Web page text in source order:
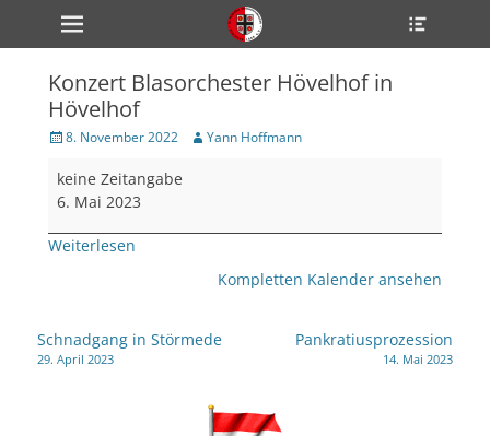
zum
Inhalt
Primärmenü
Konzert Blasorchester Hövelhof in
Hövelhof
Veröffentlicht
8. November 2022 Author
Yann Hoffmann
Konzert
Blasorchester
Hövelhof
in
keine Zeitangabe
6. Mai 2023
Weiterlesen
Kompletten Kalender ansehen
Beitragsnavigation
Schnadgang in Störmede
29. April 2023
Pankratiusprozession
14. Mai 2023